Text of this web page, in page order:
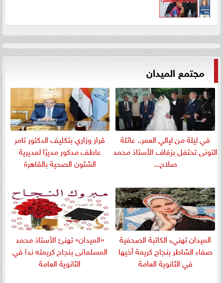
مجتمع الميدان
في ليلة من ليالي العمر.. عائلة
التونى تحتفل بزفاف الأستاذ محمد
صلاح...
قرار وزاري بتكليف الدكتور تامر
عاطف مدكور مديرًا لمديرية
الشئون الصحية بالقاهرة
الميدان تهنيء الكاتبة الصحفية
صفاء الشاطر بنجاج كريمة أخيها
في الثانوية العامة
«الميدان» تهنئ الأستاذ محمد
المسلمانى بنجاح كريمته ندا في
الثانوية العامة